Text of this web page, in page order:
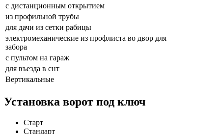
с дистанционным открытием
из профильной трубы
для дачи из сетки рабицы
электромеханические из профлиста во двор для
забора
с пультом на гараж
для въезда в снт
Вертикальные
Установка ворот под ключ
Старт
Стандарт